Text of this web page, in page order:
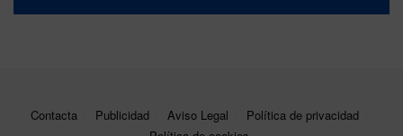
Contacta Publicidad Aviso Legal
Política de privacidad